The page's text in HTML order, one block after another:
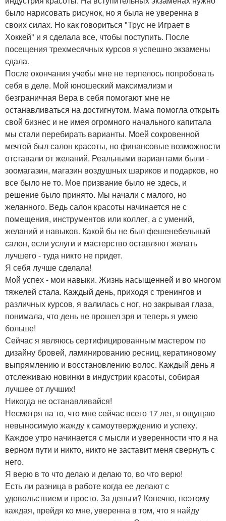
было нарисовать рисунок, но я была не уверенна в
своих силах. Но как говориться "Трус не Играет в
Хоккей" и я сделала все, чтобы поступить. После
посещения трехмесячных курсов я успешно экзамены
сдала.
После окончания учебы мне не терпелось попробовать
себя в деле. Мой юношеский максимализм и
безграничная Вера в себя помогают мне не
останавливаться на достигнутом. Мама помогла открыть
свой бизнес и не имея огромного начального капитала
мы стали перебирать варианты. Моей сокровенной
мечтой был салон красоты, но финансовые возможности
отставали от желаний. Реальными вариантами были -
зоомагазин, магазин воздушных шариков и подарков, но
все было не то. Мое призвание было не здесь, и
решение было принято. Мы начали с малого, но
желанного. Ведь салон красоты начинается не с
помещения, инструментов или коллег, а с умений,
желаний и навыков. Какой бы не был фешенебельный
салон, если услуги и мастерство оставляют желать
лучшего - туда никто не придет.
Я себя лучше сделала!
Мой успех - мои навыки. Жизнь насыщенней и во многом
тяжелей стала. Каждый день, приходя с тренингов и
различных курсов, я валилась с ног, но закрывая глаза,
понимала, что день не прошел зря и теперь я умею
больше!
Сейчас я являюсь сертифицированным мастером по
дизайну бровей, ламинированию ресниц, кератиновому
выпрямлению и восстановлению волос. Каждый день я
отслеживаю новинки в индустрии красоты, собирая
лучшее от лучших!
Никогда не останавливайся!
Несмотря на то, что мне сейчас всего 17 лет, я ощущаю
невыносимую жажду к самоутверждению и успеху.
Каждое утро начинается с мысли и уверенности что я на
верном пути и никто, никто не заставит меня свернуть с
него.
Я верю в то что делаю и делаю то, во что верю!
Есть ли разница в работе когда ее делают с
удовольствием и просто. За деньги? Конечно, поэтому
каждая, прейдя ко мне, уверенна в том, что я найду